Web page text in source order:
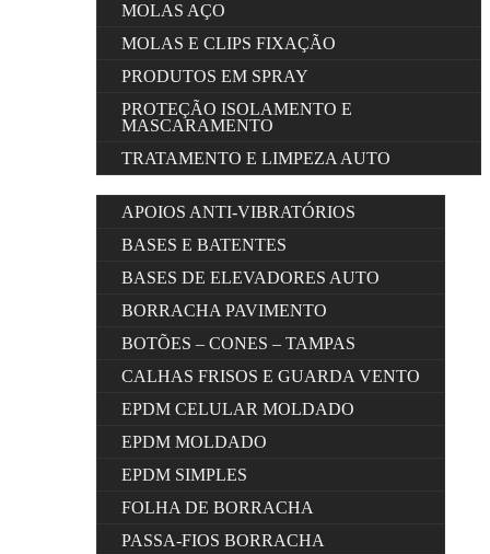
MOLAS AÇO
MOLAS E CLIPS FIXAÇÃO
PRODUTOS EM SPRAY
PROTEÇÃO ISOLAMENTO E
MASCARAMENTO
TRATAMENTO E LIMPEZA AUTO
APOIOS ANTI-VIBRATÓRIOS
BASES E BATENTES
BASES DE ELEVADORES AUTO
BORRACHA PAVIMENTO
BOTÕES – CONES – TAMPAS
CALHAS FRISOS E GUARDA VENTO
EPDM CELULAR MOLDADO
EPDM MOLDADO
EPDM SIMPLES
FOLHA DE BORRACHA
PASSA-FIOS BORRACHA